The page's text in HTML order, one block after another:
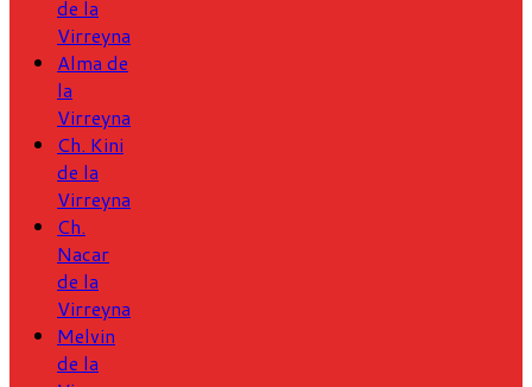
de la
Virreyna
Alma de
la
Virreyna
Ch. Kini
de la
Virreyna
Ch.
Nacar
de la
Virreyna
Melvin
de la